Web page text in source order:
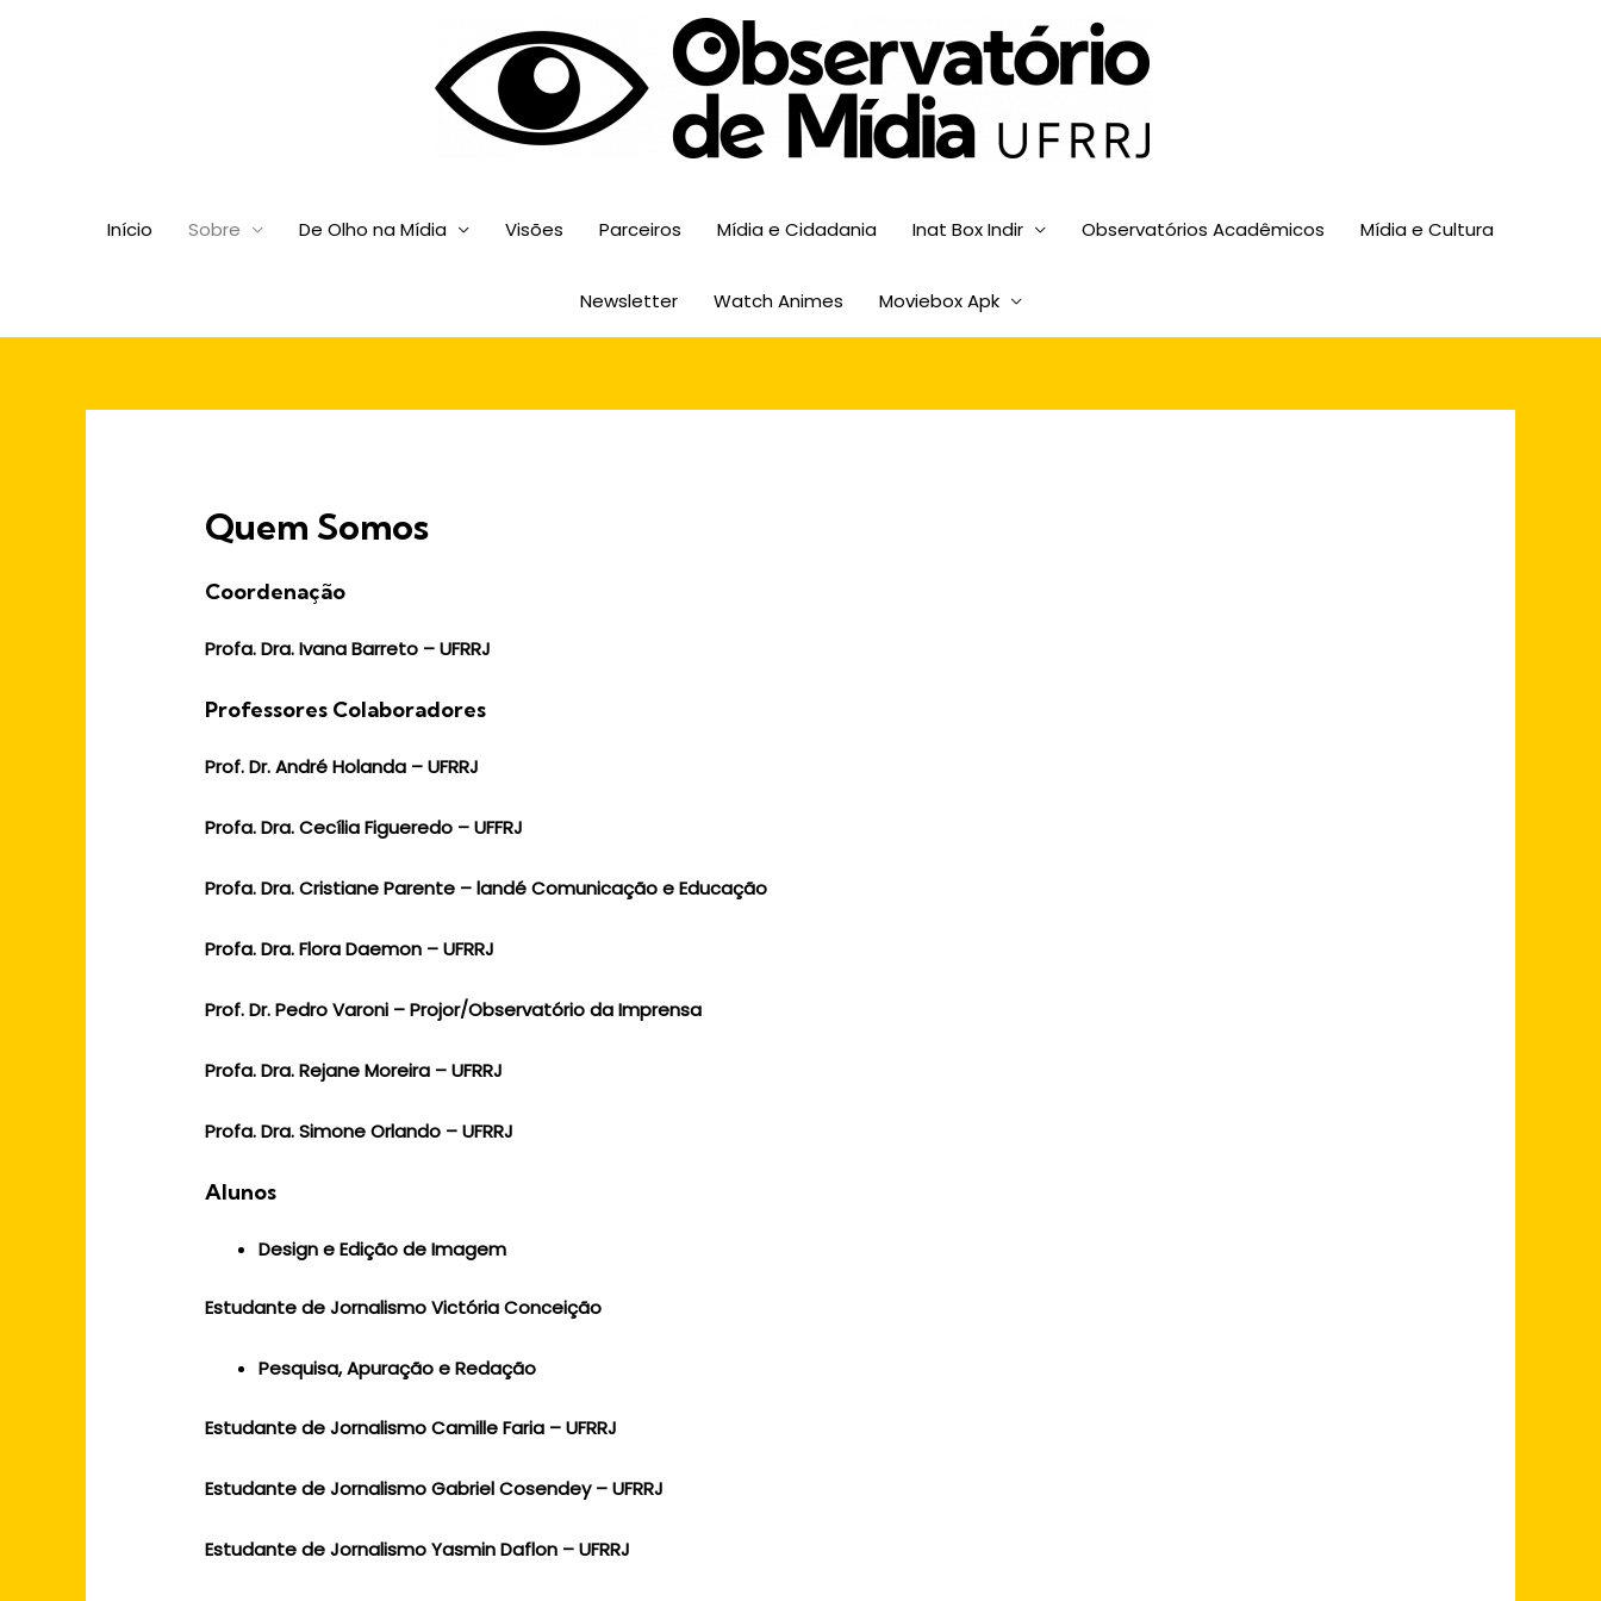
Início Sobre De Olho na Mídia Visões Parceiros Mídia e Cidadania Inat Box Indir Observatórios Acadêmicos Mídia e Cultura
Newsletter Watch Animes Moviebox Apk
Quem Somos
Coordenação
Profa. Dra. Ivana Barreto – UFRRJ
Professores Colaboradores
Prof. Dr. André Holanda – UFRRJ
Profa. Dra. Cecília Figueredo – UFFRJ
Profa. Dra. Cristiane Parente – landé Comunicação e Educação
Profa. Dra. Flora Daemon – UFRRJ
Prof. Dr. Pedro Varoni – Projor/Observatório da Imprensa
Profa. Dra. Rejane Moreira – UFRRJ
Profa. Dra. Simone Orlando – UFRRJ
Alunos
Design e Edição de Imagem
Estudante de Jornalismo Victória Conceição
Pesquisa, Apuração e Redação
Estudante de Jornalismo Camille Faria – UFRRJ
Estudante de Jornalismo Gabriel Cosendey – UFRRJ
Estudante de Jornalismo Yasmin Daflon – UFRRJ